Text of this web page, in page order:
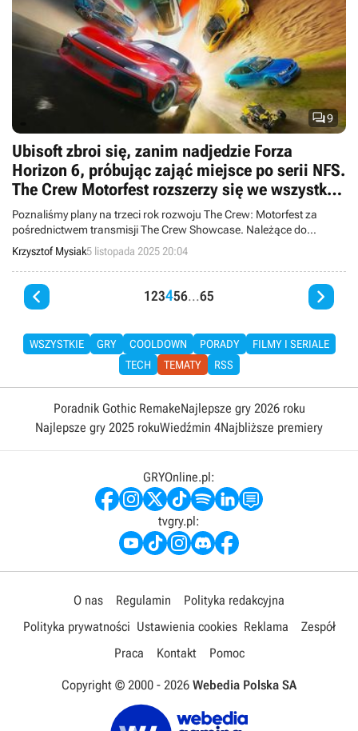
9
Ubisoft zbroi się, zanim nadjedzie Forza
Horizon 6, próbując zająć miejsce po serii NFS.
The Crew Motorfest rozszerzy się we wszystkie
strony w 3. roku rozwoju
Poznaliśmy plany na trzeci rok rozwoju The Crew: Motorfest za
pośrednictwem transmisji The Crew Showcase. Należące do
Ubisoftu studio Ivory Tower zafunduje nam m.in. uliczne wyścigi,
dwie nowe wyspy, edytor tras, samochodziki RC, wysyp aut marki
BMW, a nawet NASCAR.
Krzysztof Mysiak5 listopada 2025 20:04
 123456...65 
WSZYSTKIE GRY COOLDOWN PORADY
FILMY I SERIALE
TECH
TEMATY RSS
Poradnik Gothic RemakeNajlepsze gry 2026 roku
Najlepsze gry 2025 rokuWiedźmin 4Najbliższe premiery
GRYOnline.pl:
tvgry.pl:
O nas Regulamin
Polityka redakcyjna
Polityka prywatności Ustawienia cookies Reklama
Zespół
Praca
Kontakt Pomoc
Copyright © 2000 - 2026 Webedia Polska SA